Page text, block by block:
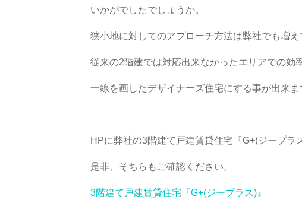
いかがでしたでしょうか。
狭小地に対してのアプローチ方法は弊社でも増え
従来の2階建では対応出来なかったエリアでの効
一線を画したデザイナーズ住宅にする事が出来ま
HPに弊社の3階建て戸建賃貸住宅『G+(ジープ
是非、そちらもご確認ください。
3階建て戸建賃貸住宅『G+(ジープラス)』